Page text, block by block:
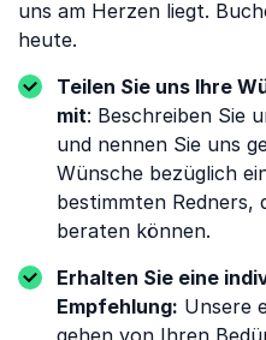
uns am Herzen liegt.
heute.
Teilen Sie uns Ihre
mit: Beschreiben Sie
und nennen Sie uns
Wünsche bezüglich
bestimmten Redners,
beraten können.
Erhalten Sie eine
Empfehlung: Unsere
gehen von Ihren